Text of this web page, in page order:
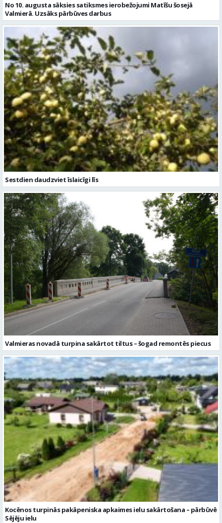
No 10. augusta sāksies satiksmes ierobežojumi Matīšu šosejā
Valmierā. Uzsāks pārbūves darbus
Sestdien daudzviet īslaicīgi līs
Valmieras novadā turpina sakārtot tiltus – šogad remontēs piecus
Kocēnos turpinās pakāpeniska apkaimes ielu sakārtošana – pārbūvē
Sējēju ielu